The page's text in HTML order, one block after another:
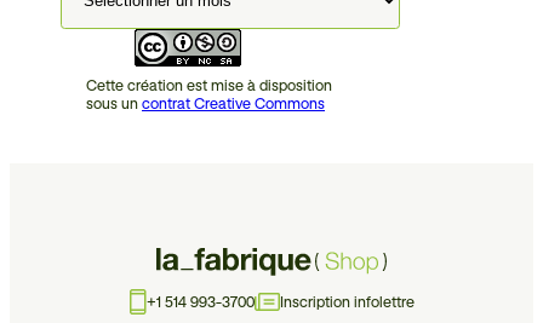
Cette création est mise à disposition
sous un contrat Creative Commons
+1 514 993-3700 Inscription infolettre